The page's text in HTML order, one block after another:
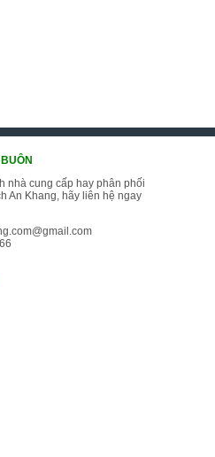
nhà cung cấp hay phân phối
An Khang, hãy liên hệ ngay